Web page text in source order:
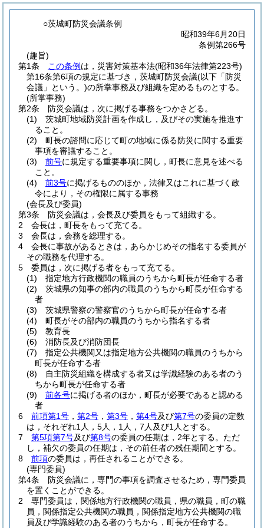
○茨城町防災会議条例
昭和39年6月20日
条例第266号
(趣旨)
第1条
この条例 は，災害対策基本法(昭和36年法律第223号)
第16条第6項の規定に基づき，茨城町防災会議(以下「防災
会議」という。)の所掌事務及び組織を定めるものとする。
(所掌事務)
第2条
防災会議は，次に掲げる事務をつかさどる。
(1)
茨城町地域防災計画を作成し，及びその実施を推進す
ること。
(2)
町長の諮問に応じて町の地域に係る防災に関する重要
事項を審議すること。
(3)
前号に規定する重要事項に関し，町長に意見を述べる
こと。
(4)
前3号に掲げるもののほか，法律又はこれに基づく政
令により，その権限に属する事務
(会長及び委員)
第3条
防災会議は，会長及び委員をもって組織する。
2
会長は，町長をもって充てる。
3
会長は，会務を総理する。
4
会長に事故があるときは，あらかじめその指名する委員が
その職務を代理する。
5
委員は，次に掲げる者をもって充てる。
(1)
指定地方行政機関の職員のうちから町長が任命する者
(2)
茨城県の知事の部内の職員のうちから町長が任命する
者
(3)
茨城県警察の警察官のうちから町長が任命する者
(4)
町長がその部内の職員のうちから指名する者
(5)
教育長
(6)
消防長及び消防団長
(7)
指定公共機関又は指定地方公共機関の職員のうちから
町長が任命する者
(8)
自主防災組織を構成する者又は学識経験のある者のう
ちから町長が任命する者
(9)
前各号に掲げる者のほか，町長が必要であると認める
者
6
前項第1号 ， 第2号 ， 第3号 ， 第4号及び第7号の委員の定数
は，それぞれ1人，5人，1人，7人及び1人とする。
7
第5項第7号及び第8号の委員の任期は，2年とする。 ただ
し，補欠の委員の任期は，その前任者の残任期間とする。
8
前項の委員は，再任されることができる。
(専門委員)
第4条
防災会議に，専門の事項を調査させるため，専門委員
を置くことができる。
2
専門委員は，関係地方行政機関の職員，県の職員，町の職
員，関係指定公共機関の職員，関係指定地方公共機関の職
員及び学識経験のある者のうちから，町長が任命する。